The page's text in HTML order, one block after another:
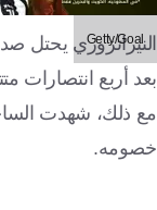
Getty/Goal
بعد أربع انتصارات
مع ذلك، شهدت
خصومه.